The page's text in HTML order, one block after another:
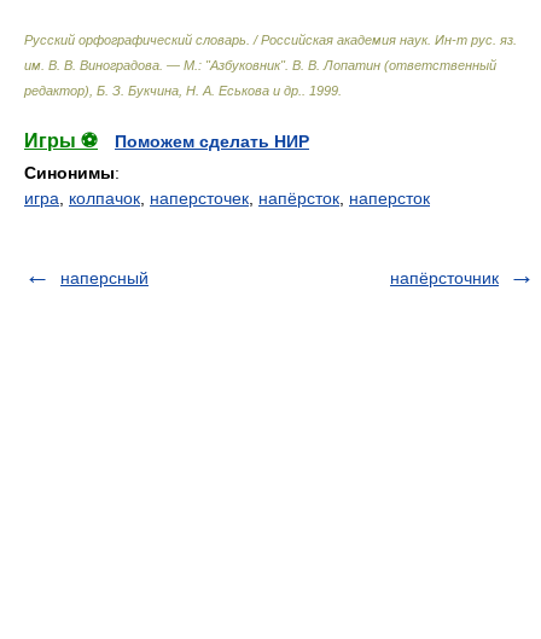
Русский орфографический словарь. / Российская академия наук. Ин-т рус. яз.
им. В. В. Виноградова. — М.: "Азбуковник". В. В. Лопатин (ответственный
редактор), Б. З. Букчина, Н. А. Еськова и др.
1999
Игры ⚽
Поможем сделать НИР
Синонимы:
игра
колпачок наперсточек напёрсток наперсток
наперсный напёрсточник